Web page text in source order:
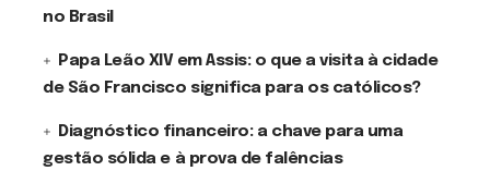
no Brasil
Papa Leão XIV em Assis: o que a visita à cidade
de São Francisco significa para os católicos?
Diagnóstico financeiro: a chave para uma
gestão sólida e à prova de falências